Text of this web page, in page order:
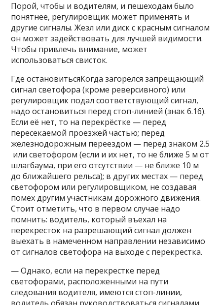
Порой, чтобы и водителям, и пешеходам было
понятнее, регулировщик может применять и
другие сигналы. Жезл или диск с красным сигналом
он может задействовать для лучшей видимости.
Чтобы привлечь внимание, может
использоваться свисток.
Где остановитьсяКогда загорелся запрещающий
сигнал светофора (кроме реверсивного) или
регулировщик подал соответствующий сигнал,
надо остановиться перед стоп-линией (знак 6.16).
Если её нет, то на перекрёстке — перед
пересекаемой проезжей частью; перед
железнодорожным переездом — перед знаком 2.5
или светофором (если и их нет, то не ближе 5 м от
шлагбаума, при его отсутствии — не ближе 10 м
до ближайшего рельса); в других местах — перед
светофором или регулировщиком, не создавая
помех другим участникам дорожного движения.
Стоит отметить, что в первом случае надо
помнить: водитель, который въехал на
перекресток на разрешающий сигнал должен
выехать в намеченном направлении независимо
от сигналов светофора на выходе с перекрестка.
— Однако, если на перекрестке перед
светофорами, расположенными на пути
следования водителя, имеются стоп-линии,